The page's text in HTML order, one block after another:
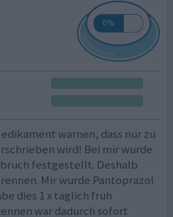
warnen, dass nur zu
wird! Bei mir wurde
festgestellt. Deshalb
Mir wurde Pantoprazol
dies 1 x täglich früh
war dadurch sofort